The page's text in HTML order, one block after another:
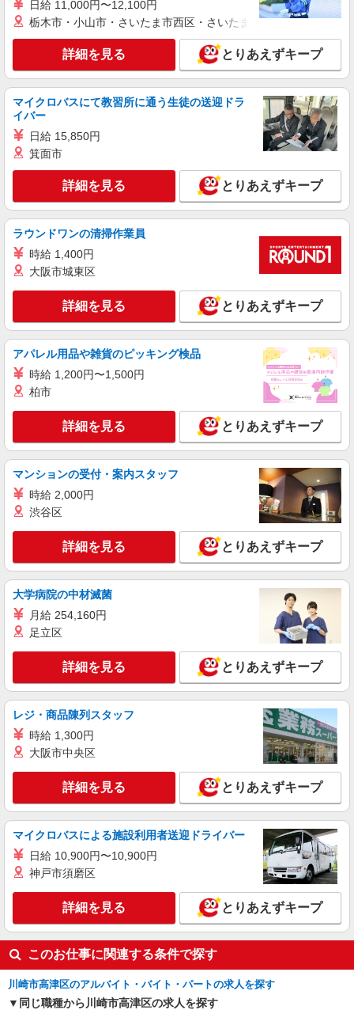
なるケースがございます。 初回カウンセリング
（電話）でご希望の条件をお聞きし、全国からお
仕事をご案内いたします。
株式会社ダイブ
▼時給： 1,300円〜2,000円（勤務地による）
▼月収例： 27万6,575円〜 （時給1,300円 × 8h）
＋ 残業1h × 23日 ◎住まい・食事・Wi-Fiが全部0
円のため、月に20万円以上の貯金も無理なく可能
です！ ◎現地までの往復交通費も支給あり！（規
神奈川県川崎市高津区 ＜勤務地＞ 全国のホテ
ルや旅館、温泉施設など勤務先を自由に選べま
を変えながら全国を周ることも！ ◎お試し移住に
れている勤務地と実際に募集している勤務地と異
なるケースがございます。 初回カウンセリング
（電話）でご希望の条件をお聞きし、全国からお
仕事をご案内いたします。
キープ 詳細を見る
契約社員
株式会社長谷工コミュニティ
マンション管理員（管理人）
月給 178,900円 （基本給173,900円 + 業務手当
5,000円）※年収例：2,146,800円
〒213-0032 神奈川県川崎市高津区久地3-16-6
詳細を見る
パート
関東メディカルサービス株式会社
キープ 詳細を見る
パート
株式会社ヨコソー
時給1400円
川崎市高津区久地1丁目 田園都市線・大井町線
「溝の口駅」徒歩12分 JR南武線「津田山駅」徒歩
11分 JR南武線「武蔵溝ノ口駅」徒歩12分
キープ 詳細を見る
パート
株式会社横浜シービーエス
オフィスビル［1］清掃スタッフ ［2］管理人
［1］時給1250円 ［2］時給1300円
川崎市高津区坂戸1丁目
キープ 詳細を見る
日給 11,000円〜12,100円
栃木市・小山市・さいたま市西区・さいたま市岩槻区・久喜市・
詳細を見る とりあえずキープ
マイクロバスにて教習所に通う生徒の送迎ドラ
イバー
日給 15,850円
箕面市
詳細を見る とりあえずキープ
ラウンドワンの清掃作業員
時給 1,400円
大阪市城東区
詳細を見る とりあえずキープ
アパレル用品や雑貨のピッキング検品
時給 1,200円〜1,500円
柏市
詳細を見る とりあえずキープ
マンションの受付・案内スタッフ
時給 2,000円
渋谷区
詳細を見る とりあえずキープ
大学病院の中材滅菌
月給 254,160円
足立区
詳細を見る とりあえずキープ
レジ・商品陳列スタッフ
時給 1,300円
大阪市中央区
詳細を見る とりあえずキープ
マイクロバスによる施設利用者送迎ドライバー
日給 10,900円〜10,900円
神戸市須磨区
詳細を見る とりあえずキープ
このお仕事に関連する条件で探す
川崎市高津区のアルバイト・バイト・パートの求人を探す
同じ職種から川崎市高津区の求人を探す